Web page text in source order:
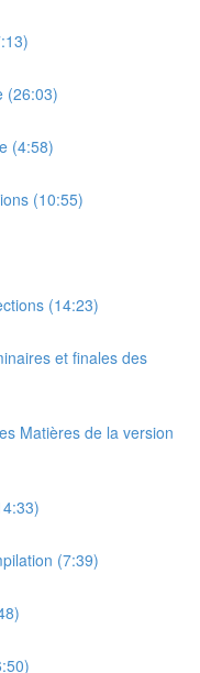
(26:03)
(4:58)
(10:55)
(14:23)
et finales des
Matières de la version
(7:39)